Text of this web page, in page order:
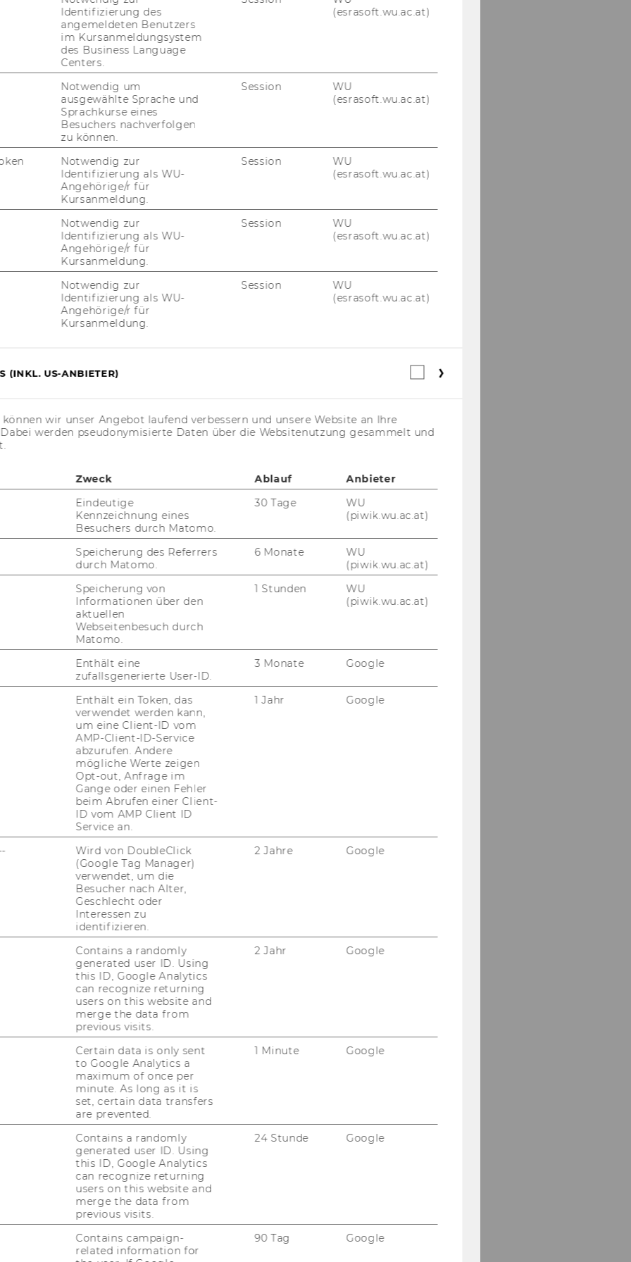
vorgegangen werden?
Pro­jekt war ein Wir­kungs­mo­
Pro­jek­te und deren Sta­ke­
wur­den hier für alle Sta­ke­hol­der
all­ge­mei­ne Wir­kungs­ket­te ist in Ab­bil­
für intendierte Bruttowirkungen
9; ei­ge­ne Dar­stel­lung
Pro­jek­te eine Reihe von Sta­ke­hol­
Kom­ple­xi­tät der Wir­kun­gen der ERSTE
Kom­ple­xi­tät zeig­te sich, in einer er­stell­ten
am Ende des Pro­zes­ses. Diese lo­
kön­nen nun von den
für stra­te­gi­sche Über­le­gun­gen, pro­
und ei­ge­ne pro­jekt­spe­zi­fi­sche
wer­den.
als nächs­ten Schritt eine Ver­dich­
der viel­fäl­ti­gen ähn­li­
Grup­pen und über die Clus­te­rung der vie­
Wir­kungs­di­men­sio­nen. Bei­des
Ab­bil­dung 2 er­sicht­li­che Wir­kungs­mo­
die ver­dich­te­ten und prio­ri­sier­ten Sta­
Input und Wir­kun­gen an­hand von Bei­
sowie der dar­aus re­sul­tie­ren­de Out­
für alle Sta­ke­hol­der zu ver­ste­hen
Wir­kun­gen re­sul­tie­ren. Di­rekt Be­güns­tig­
Mit­tel aber sehr wohl bei­spiels­wei­
durch die Ak­ti­vi­tä­ten der ERSTE Stif­tung
& Know-​How und so­zia­le In­klu­si­on.
Pro­jekt und im Pro­jekt­ver­gleich
ein. Das ist auch gar nicht nötig. Es
die Summe aller Wir­kun­gen. Wie um­
sehr die eine oder an­de­re Wir­kung
Er­he­bun­gen zei­gen, die im Rah­
ERSTE Stiftung mit Beispielen
Identifizierung des
angemeldeten Benutzers
im Kursanmeldungsystem
des Business Language
Centers.
(esrasoft.wu.ac.at)
Notwendig um
ausgewählte Sprache und
Sprachkurse eines
Besuchers nachverfolgen
zu können.
Session
WU
(esrasoft.wu.ac.at)
Notwendig zur
Identifizierung als WU-
Angehörige/r für
Kursanmeldung.
Session
WU
(esrasoft.wu.ac.at)
Notwendig zur
Identifizierung als WU-
Angehörige/r für
Kursanmeldung.
Session
WU
(esrasoft.wu.ac.at)
Notwendig zur
Identifizierung als WU-
Angehörige/r für
Kursanmeldung.
Session
WU
(esrasoft.wu.ac.at)
(INKL. US-ANBIETER)
Webstatistik
wir unser Angebot laufend verbessern und unsere Website an Ihre
werden pseudonymisierte Daten über die Websitenutzung gesammelt und
Zweck Ablauf
Anbieter
Eindeutige
Kennzeichnung eines
Besuchers durch Matomo.
30 Tage
WU
(piwik.wu.ac.at)
Speicherung des Referrers
durch Matomo.
6 Monate
WU
(piwik.wu.ac.at)
Speicherung von
Informationen über den
aktuellen
Webseitenbesuch durch
Matomo.
1 Stunden
WU
(piwik.wu.ac.at)
Enthält eine
zufallsgenerierte User-ID.
3 Monate Google
Enthält ein Token, das
verwendet werden kann,
um eine Client-ID vom
AMP-Client-ID-Service
abzurufen. Andere
mögliche Werte zeigen
Opt-out, Anfrage im
Gange oder einen Fehler
beim Abrufen einer Client-
ID vom AMP Client ID
Service an.
1 Jahr Google
Wird von DoubleClick
(Google Tag Manager)
verwendet, um die
Besucher nach Alter,
Geschlecht oder
Interessen zu
identifizieren.
2 Jahre Google
Contains a randomly
generated user ID. Using
this ID, Google Analytics
can recognize returning
users on this website and
merge the data from
previous visits.
2 Jahr Google
Certain data is only sent
to Google Analytics a
maximum of once per
minute. As long as it is
set, certain data transfers
are prevented.
1 Minute Google
Contains a randomly
generated user ID. Using
this ID, Google Analytics
can recognize returning
users on this website and
merge the data from
previous visits.
24 Stunde Google
Contains campaign-
related information for
90 Tag Google